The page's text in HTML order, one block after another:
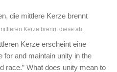
Kerze brennt diese ab.
Kerze erscheint eine
for and maintain unity in the
race.” What does unity mean to